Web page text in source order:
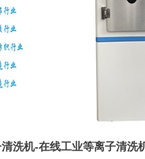
洗机-在线工业等离子清洗